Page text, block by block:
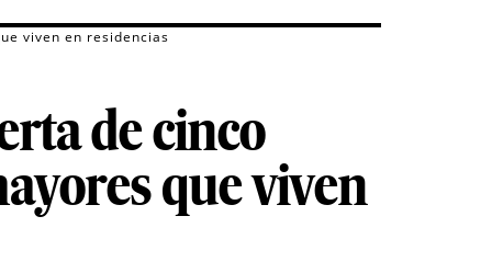
viven en residencias
de cinco
que viven